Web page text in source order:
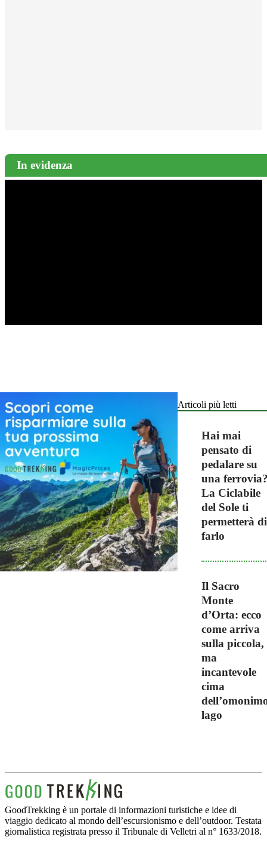
In evidenza
Articoli più letti
Hai mai
pensato di
pedalare su
una
La Ciclabile
del Sole ti
permetterà di
farlo
Il Sacro
Monte
d’Orta: ecco
come arriva
sulla piccola,
ma
incantevole
cima
lago
GoodTrekking è un portale di informazioni turistiche e idee di
viaggio dedicato al mondo dell’escursionismo e dell’outdoor. Testata
giornalistica registrata presso il Tribunale di Velletri al n° 1633/2018.